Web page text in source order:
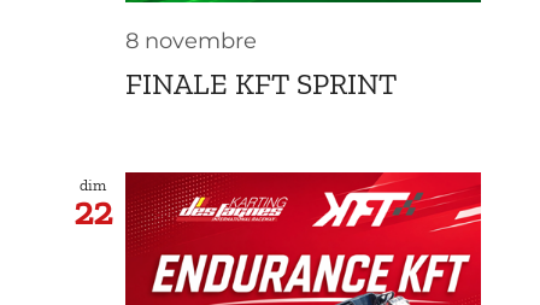
8 novembre
FINALE KFT SPRINT
dim
22